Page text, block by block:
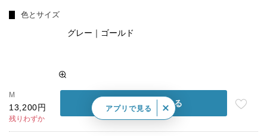
色とサイズ
グレー｜ゴールド
M
13,200円
残りわずか
カートに入れる
アプリで見る